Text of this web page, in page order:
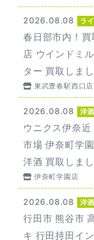
2026.08.08 ラ
春日部市内！
店 ウインドミ
ター 買取しまし
東武豊春駅西口店
2026.08.08 洋
ウニクス伊奈
市場 伊奈町学
洋酒 買取しまし
伊奈町学園店
2026.08.08 洋
行田市 熊谷市
キ 行田持田イ